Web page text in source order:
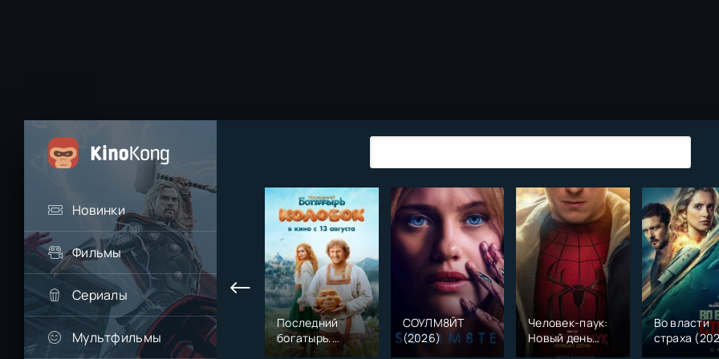
Новинки
Фильмы
Сериалы
Мультфильмы
Последний
богатырь.
Колобок (2026)
СОУЛМ8ЙТ
(2026)
Человек-паук:
Новый день
(2026)
Во власти
страха